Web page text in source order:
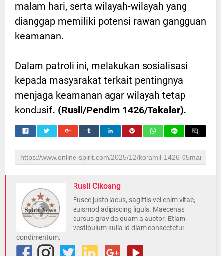
malam hari, serta wilayah-wilayah yang
dianggap memiliki potensi rawan gangguan
keamanan.
Dalam patroli ini, melakukan sosialisasi
kepada masyarakat terkait pentingnya
menjaga keamanan agar wilayah tetap
kondusif. (Rusli/Pendim 1426/Takalar).
Rusli Cikoang
Fusce justo lacus, sagittis vel enim vitae,
euismod adipiscing ligula. Maecenas
cursus gravida quam a auctor. Etiam
vestibulum nulla id diam consectetur
condimentum.